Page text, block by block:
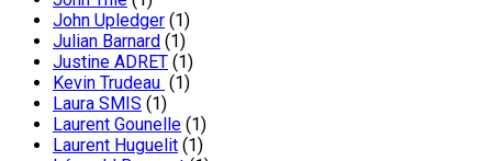
John Upledger (1)
Julian Barnard (1)
Justine ADRET (1)
Kevin Trudeau (1)
Laura SMIS (1)
Laurent Gounelle (1)
Laurent Huguelit (1)